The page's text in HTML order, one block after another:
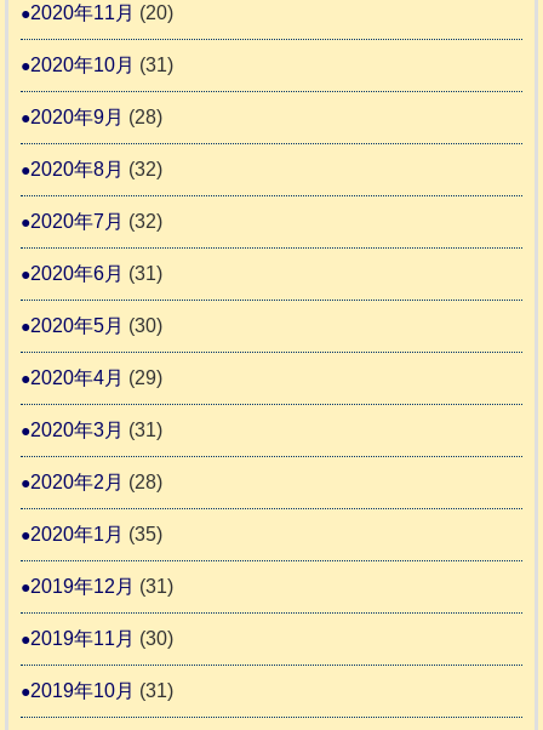
2020年11月 (20)
2020年10月 (31)
2020年9月 (28)
2020年8月 (32)
2020年7月 (32)
2020年6月 (31)
2020年5月 (30)
2020年4月 (29)
2020年3月 (31)
2020年2月 (28)
2020年1月 (35)
2019年12月 (31)
2019年11月 (30)
2019年10月 (31)